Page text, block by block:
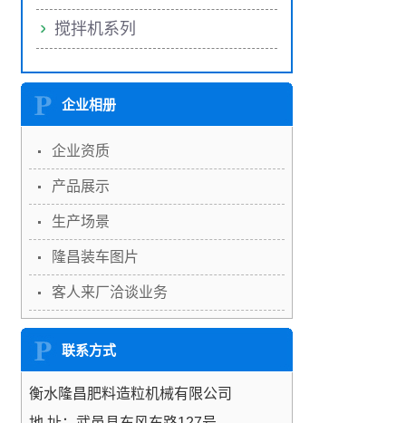
搅拌机系列
企业相册
企业资质
产品展示
生产场景
隆昌装车图片
客人来厂洽谈业务
联系方式
衡水隆昌肥料造粒机械有限公司